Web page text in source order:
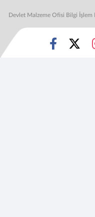
Devlet Malzeme Ofisi Bilgi İşlem